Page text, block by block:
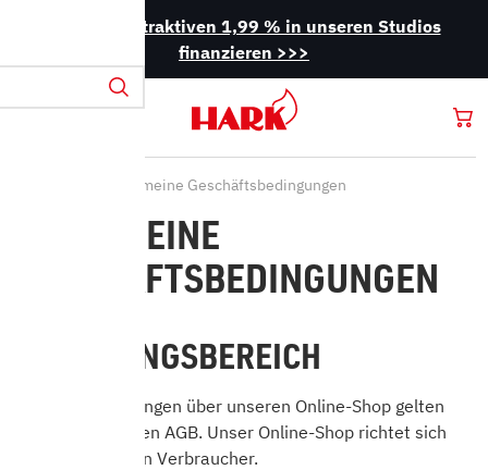
Jetzt mit attraktiven 1,99 % in unseren Studios
finanzieren >>>
Allgemeine Geschäftsbedingungen
ALLGEMEINE
GESCHÄFTSBEDINGUNGEN
1. GELTUNGSBEREICH
Für alle Bestellungen über unseren Online-Shop gelten
die nachfolgenden AGB. Unser Online-Shop richtet sich
ausschließlich an Verbraucher.